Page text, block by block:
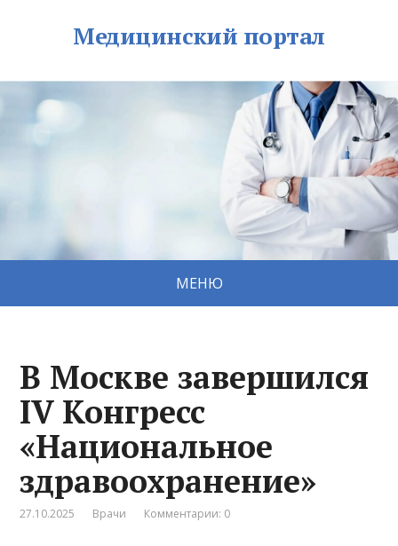
Медицинский портал
МЕНЮ
В Москве завершился
IV Конгресс
«Национальное
здравоохранение»
27.10.2025 Врачи Комментарии: 0